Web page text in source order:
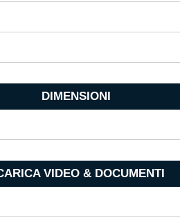
DIMENSIONI
VIDEO & DOCUMENTI